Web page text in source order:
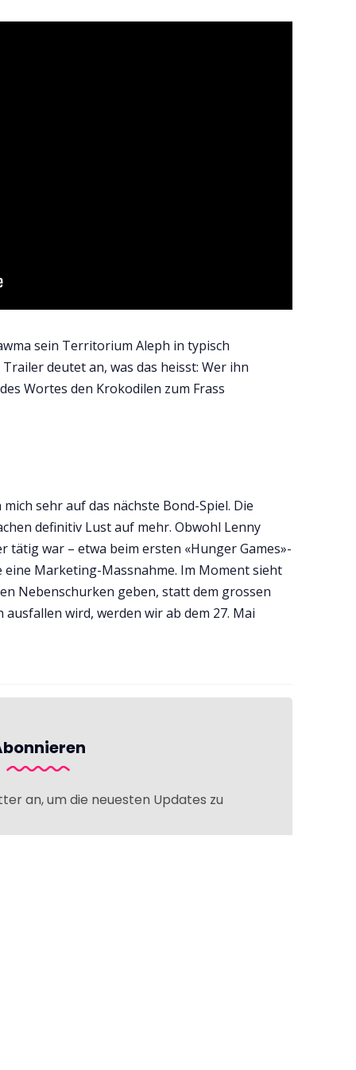
sein Territorium Aleph in typisch
deutet an, was das heisst: Wer ihn
Wortes den Krokodilen zum Frass
sehr auf das nächste Bond-Spiel. Die
definitiv Lust auf mehr. Obwohl Lenny
tätig war – etwa beim ersten «Hunger Games»-
Marketing-Massnahme. Im Moment sieht
Nebenschurken geben, statt dem grossen
wird, werden wir ab dem 27. Mai
an, um die neuesten Updates zu